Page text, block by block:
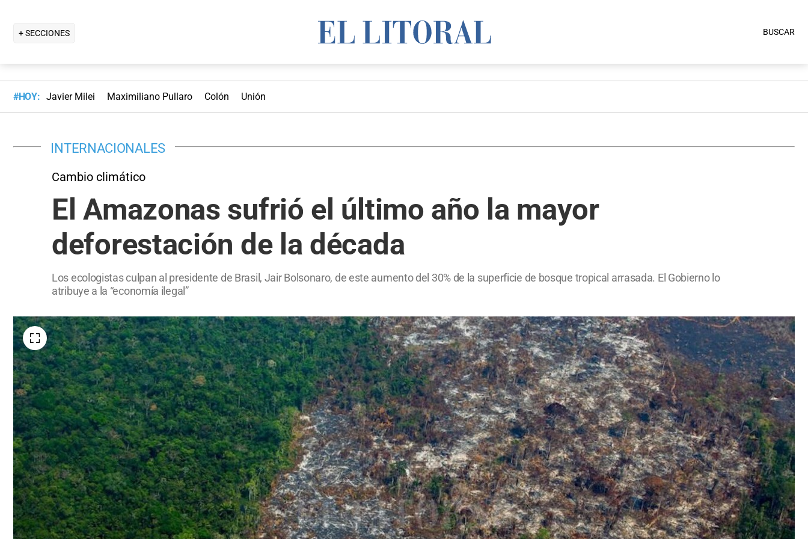
+ SECCIONES BUSCAR
#HOY: Javier Milei Maximiliano Pullaro Colón Unión
INTERNACIONALES
Cambio climático
El Amazonas sufrió el último año la mayor
deforestación de la década
Los ecologistas culpan al presidente de Brasil, Jair Bolsonaro, de este aumento del 30% de la superficie de bosque tropical arrasada. El Gobierno lo
atribuye a la “economía ilegal”